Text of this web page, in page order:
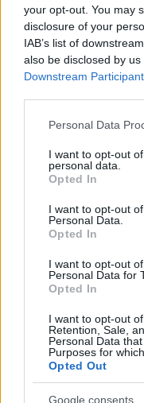
your opt-out. You may
disclosure of your
IAB’s list of
also be disclosed by
Downstream
Please note that this
not limited to your visit
grant or deny consent
use your data for
consent section.
Personal Data
I want to opt-out
personal data.
Opted In
I want to opt-out
Personal Data.
Opted In
I want to opt-out
Personal Data for
Opted In
I want to opt-out
Retention, Sale,
Personal Data
Purposes for
Opted Out
Google consents
δήμαρχο της
που καθιστά την
ρωσική
Ο Σομπιάνιν
τραυματίστηκαν, οι
της Μόσχας, ενώ
«τεχνολογία» του
πρόσθεσε ο
νωρίτερα ότι 556
οχήματα
διάρκεια της